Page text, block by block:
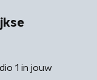
1 in jouw